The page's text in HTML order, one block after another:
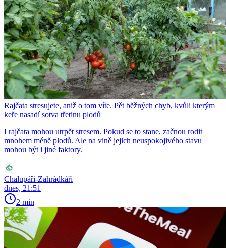
Rajčata stresujete, aniž o tom víte. Pět běžných chyb, kvůli kterým
keře nasadí sotva třetinu plodů
I rajčata mohou utrpět stresem. Pokud se to stane, začnou rodit
mnohem méně plodů. Ale na vině jejich neuspokojivého stavu
mohou být i jiné faktory.
Chalupáři-Zahrádkáři
dnes, 21:51
2 min